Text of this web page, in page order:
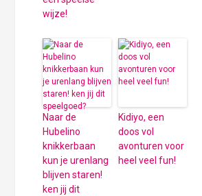
wijze!
Naar de
Hubelino
knikkerbaan
kun je urenlang
blijven staren!
ken jij dit
Kidiyo, een
doos vol
avonturen voor
heel veel fun!